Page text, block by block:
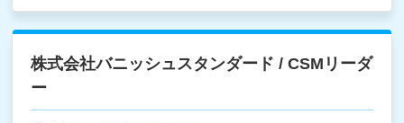
株式会社バニッシュスタンダード / CSMリーダ
ー